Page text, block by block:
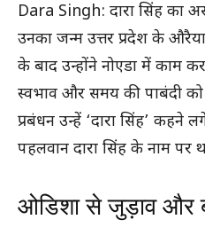
Dara Singh: दारा सिंह का
उनका जन्म उत्तर प्रदेश के
के बाद उन्होंने नोएडा में काम
स्वभाव और समय की पाबंदी
प्रबंधन उन्हें ‘दारा सिंह’ कहने
पहलवान दारा सिंह के नाम पर
ओडिशा से जुड़ाव और